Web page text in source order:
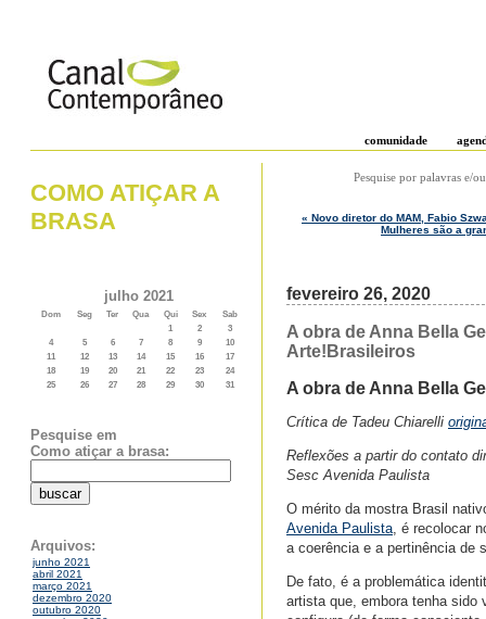
comunidade
COMO ATIÇAR A
BRASA
julho 2021
Dom Seg Ter Qua Qui Sex
Sab
1
2
3
4
5 6 7 8 9
10
11
12 13 14 15 16
17
18
19 20 21 22 23
24
25
26 27 28 29 30 31
Pesquise em
Como atiçar a brasa:
Arquivos:
junho 2021
abril 2021
março 2021
dezembro 2020
outubro 2020
Pesquise por palavras e/
« Novo diretor do MAM, Fabio
Mulheres são a
fevereiro 26, 2020
A obra de Anna Bella
Arte!Brasileiros
A obra de Anna Bella
Crítica de Tadeu Chiarelli
Reflexões a partir do contato
Sesc Avenida Paulista
O mérito da mostra Brasil
Avenida Paulista, é recolocar
a coerência e a pertinência de
De fato, é a problemática
artista que, embora tenha sido